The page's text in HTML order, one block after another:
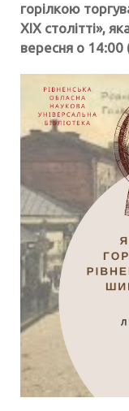
горілкою
XIX столітті»,
вересня о 14:00